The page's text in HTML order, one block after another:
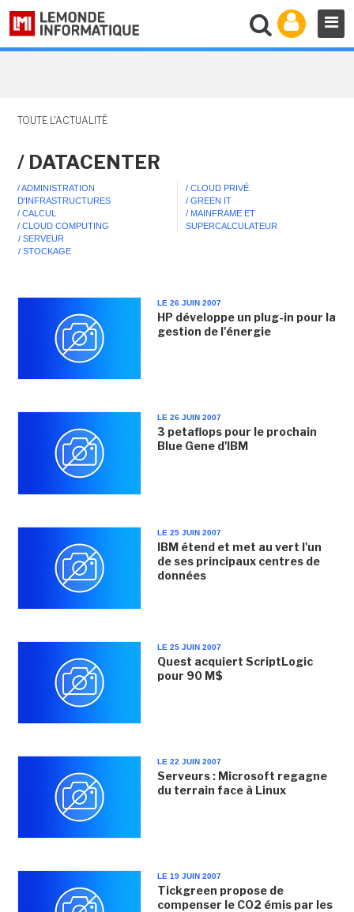
TOUTE L'ACTUALITÉ
/ DATACENTER
/ ADMINISTRATION
D'INFRASTRUCTURES
/ CALCUL
/ CLOUD COMPUTING
/ CLOUD PRIVÉ
/ GREEN IT
/ MAINFRAME ET
SUPERCALCULATEUR
/ SERVEUR
/ STOCKAGE
LE 26 JUIN 2007
HP développe un plug-in pour la
gestion de l'énergie
LE 26 JUIN 2007
3 petaflops pour le prochain
Blue Gene d'IBM
LE 25 JUIN 2007
IBM étend et met au vert l'un
de ses principaux centres de
données
LE 25 JUIN 2007
Quest acquiert ScriptLogic
pour 90 M$
LE 22 JUIN 2007
Serveurs : Microsoft regagne
du terrain face à Linux
LE 19 JUIN 2007
Tickgreen propose de
compenser le CO2 émis par les